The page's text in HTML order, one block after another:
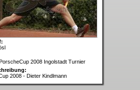
2008 Ingolstadt Turnier
2008 - Dieter Kindlmann